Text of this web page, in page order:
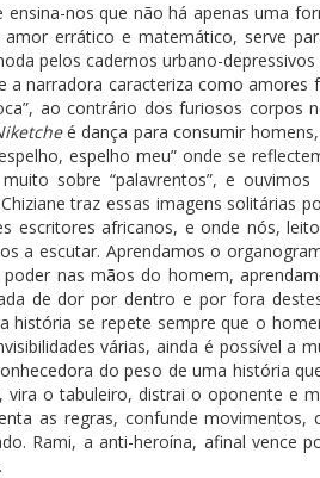
nos que não há apenas uma
errático e matemático, serve
pelos cadernos urbano-
a narradora caracteriza como amores
ao contrário dos furiosos corpos
é dança para consumir
espelho meu” onde se
sobre “palavrentos”, e
traz essas imagens solitárias
escritores africanos, e onde nós,
a escutar. Aprendamos o
nas mãos do homem,
de dor por dentro e por fora
história se repete sempre que o
várias, ainda é possível a
do peso de uma história
o tabuleiro, distrai o oponente e
as regras, confunde movimentos,
Rami, a anti-heroína, afinal vence